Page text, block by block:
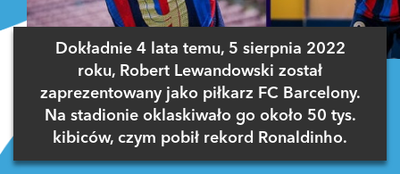
Dokładnie 4 lata temu, 5 sierpnia 2022
roku, Robert Lewandowski został
zaprezentowany jako piłkarz FC Barcelony.
Na stadionie oklaskiwało go około 50 tys.
kibiców, czym pobił rekord Ronaldinho.